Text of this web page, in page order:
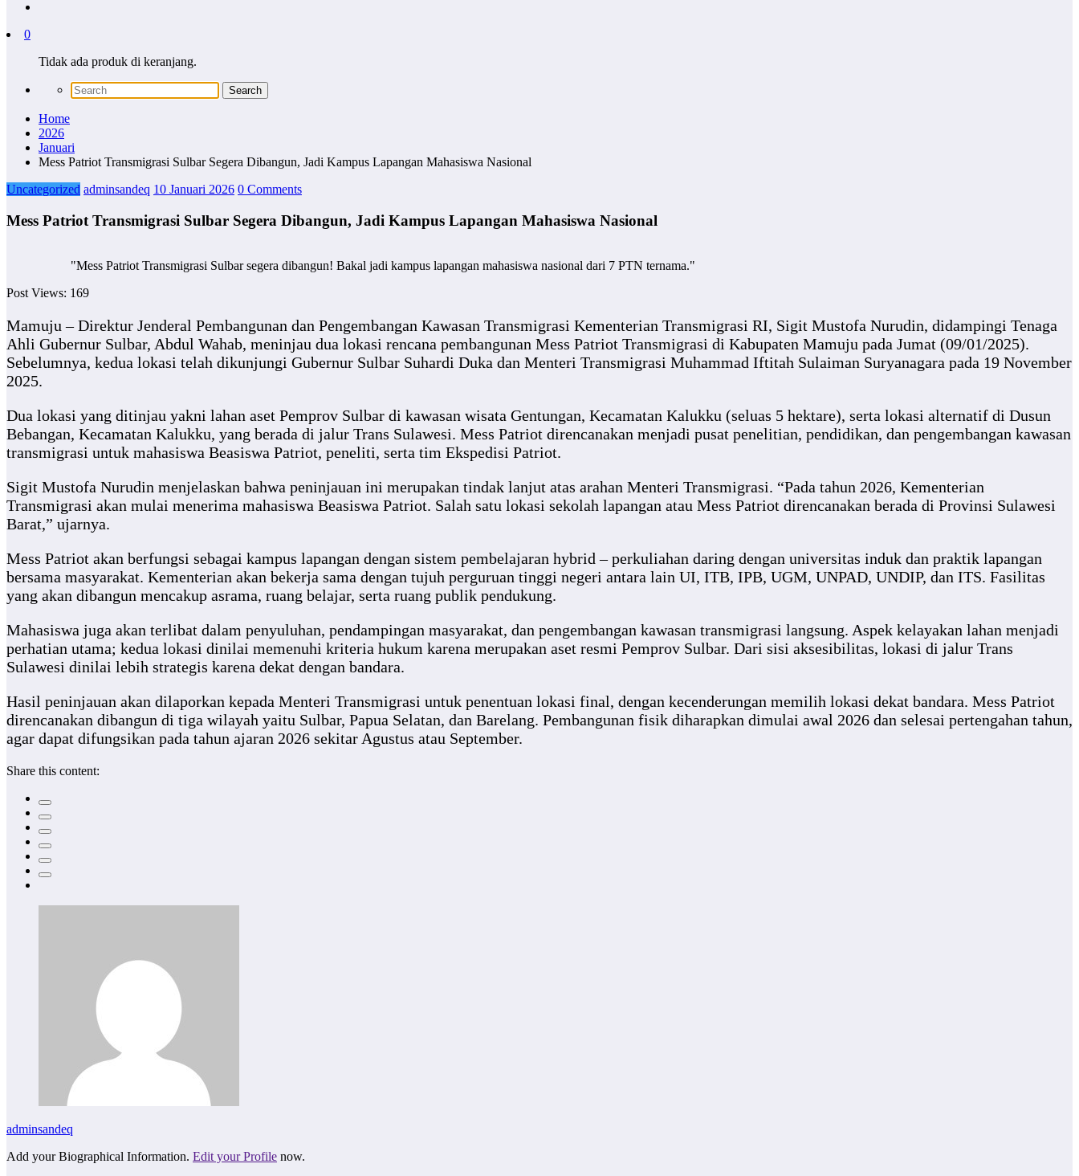
0
Tidak ada produk di keranjang.
Home
2026
Januari
Mess Patriot Transmigrasi Sulbar Segera Dibangun, Jadi Kampus Lapangan Mahasiswa Nasional
Uncategorized adminsandeq 10 Januari 2026 0 Comments
Mess Patriot Transmigrasi Sulbar Segera Dibangun, Jadi Kampus Lapangan Mahasiswa Nasional
"Mess Patriot Transmigrasi Sulbar segera dibangun! Bakal jadi kampus lapangan mahasiswa nasional dari 7 PTN ternama."
Post Views: 169
Mamuju – Direktur Jenderal Pembangunan dan Pengembangan Kawasan Transmigrasi Kementerian Transmigrasi RI, Sigit Mustofa Nurudin, didampingi Tenaga
Ahli Gubernur Sulbar, Abdul Wahab, meninjau dua lokasi rencana pembangunan Mess Patriot Transmigrasi di Kabupaten Mamuju pada Jumat (09/01/2025).
Sebelumnya, kedua lokasi telah dikunjungi Gubernur Sulbar Suhardi Duka dan Menteri Transmigrasi Muhammad Iftitah Sulaiman Suryanagara pada 19 November
2025.
Dua lokasi yang ditinjau yakni lahan aset Pemprov Sulbar di kawasan wisata Gentungan, Kecamatan Kalukku (seluas 5 hektare), serta lokasi alternatif di Dusun
Bebangan, Kecamatan Kalukku, yang berada di jalur Trans Sulawesi. Mess Patriot direncanakan menjadi pusat penelitian, pendidikan, dan pengembangan kawasan
transmigrasi untuk mahasiswa Beasiswa Patriot, peneliti, serta tim Ekspedisi Patriot.
Sigit Mustofa Nurudin menjelaskan bahwa peninjauan ini merupakan tindak lanjut atas arahan Menteri Transmigrasi. “Pada tahun 2026, Kementerian
Transmigrasi akan mulai menerima mahasiswa Beasiswa Patriot. Salah satu lokasi sekolah lapangan atau Mess Patriot direncanakan berada di Provinsi Sulawesi
Barat,” ujarnya.
Mess Patriot akan berfungsi sebagai kampus lapangan dengan sistem pembelajaran hybrid – perkuliahan daring dengan universitas induk dan praktik lapangan
bersama masyarakat. Kementerian akan bekerja sama dengan tujuh perguruan tinggi negeri antara lain UI, ITB, IPB, UGM, UNPAD, UNDIP, dan ITS. Fasilitas
yang akan dibangun mencakup asrama, ruang belajar, serta ruang publik pendukung.
Mahasiswa juga akan terlibat dalam penyuluhan, pendampingan masyarakat, dan pengembangan kawasan transmigrasi langsung. Aspek kelayakan lahan menjadi
perhatian utama; kedua lokasi dinilai memenuhi kriteria hukum karena merupakan aset resmi Pemprov Sulbar. Dari sisi aksesibilitas, lokasi di jalur Trans
Sulawesi dinilai lebih strategis karena dekat dengan bandara.
Hasil peninjauan akan dilaporkan kepada Menteri Transmigrasi untuk penentuan lokasi final, dengan kecenderungan memilih lokasi dekat bandara. Mess Patriot
direncanakan dibangun di tiga wilayah yaitu Sulbar, Papua Selatan, dan Barelang. Pembangunan fisik diharapkan dimulai awal 2026 dan selesai pertengahan tahun,
agar dapat difungsikan pada tahun ajaran 2026 sekitar Agustus atau September.
Share this content:
adminsandeq
Add your Biographical Information. Edit your Profile now.